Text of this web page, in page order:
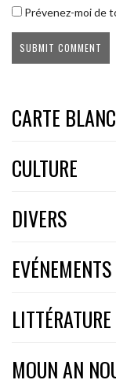
Prévenez-moi de
CARTE
CULTURE
DIVERS
EVÉNEMENTS
LITTÉRATURE
MOUN AN